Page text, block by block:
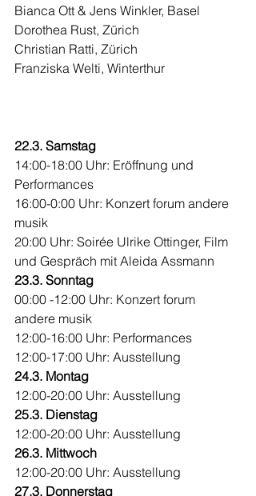
Bianca Ott & Jens Winkler, Basel
Dorothea Rust, Zürich
Christian Ratti, Zürich
Franziska Welti, Winterthur
22.3. Samstag
14:00-18:00 Uhr: Eröffnung und
Performances
16:00-0:00 Uhr: Konzert forum andere
musik
20:00 Uhr: Soirée Ulrike Ottinger, Film
und Gespräch mit Aleida Assmann
23.3. Sonntag
00:00 -12:00 Uhr: Konzert forum
andere musik
12:00-16:00 Uhr: Performances
12:00-17:00 Uhr: Ausstellung
24.3. Montag
12:00-20:00 Uhr: Ausstellung
25.3. Dienstag
12:00-20:00 Uhr: Ausstellung
26.3. Mittwoch
12:00-20:00 Uhr: Ausstellung
27.3. Donnerstag